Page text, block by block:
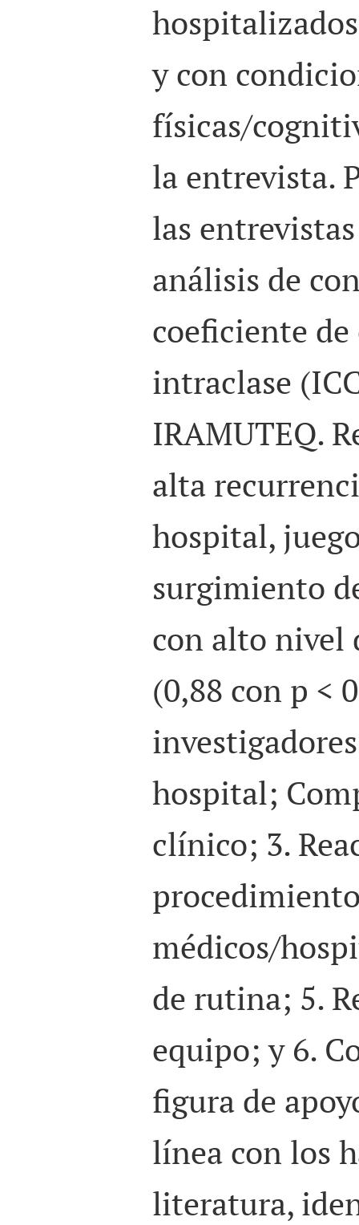
y con
físicas/
la entrevista.
las
análisis de
coeficiente
intraclase
IRAMUTEQ.
alta
hospital,
surgimiento
con alto nivel
(0,88 con p <
hospital;
clínico; 3.
médicos/
de rutina; 5.
equipo; y 6.
figura de
línea con los
literatura,